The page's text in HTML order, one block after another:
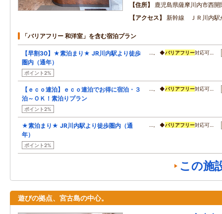
住所
鹿児島県薩摩川内市西
アクセス
新幹線 ＪＲ川内駅
「バリアフリー 和洋室」を含む宿泊プラン
【早割30】★素泊まり★ JR川内駅より徒歩
圏内（通年）
ポイント2%
…。 ◆バリアフリー対応可…
【ｅｃｏ連泊】ｅｃｏ連泊でお得に宿泊・３
泊～ＯＫ！素泊りプラン
ポイント2%
…。 ◆バリアフリー対応可…
★素泊まり★ JR川内駅より徒歩圏内（通
年）
ポイント2%
…。 ◆バリアフリー対応可…
この施
遊びの拠点、宮古島の中心。